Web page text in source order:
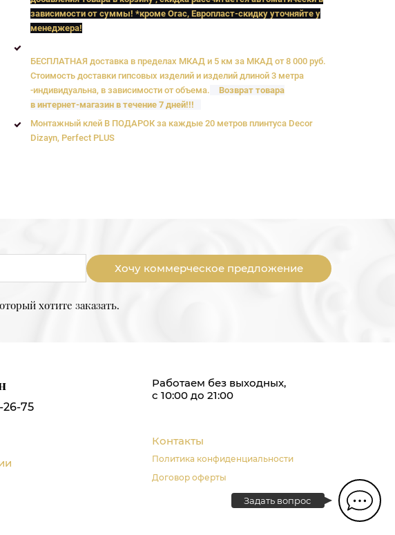
Задать вопрос
зависимости от суммы! *кроме Orac, Европласт-скидку уточняйте у
менеджера!
БЕСПЛАТНАЯ доставка в пределах МКАД и 5 км за МКАД от 8 000 руб.
Стоимость доставки гипсовых изделий и изделий длиной 3 метра
-индивидуальна, в зависимости от объема.
Возврат товара
в интернет-магазин в течение 7 дней!!!
Монтажный клей В ПОДАРОК за каждые 20 метров плинтуса Decor
Dizayn, Perfect PLUS
Хочу коммерческое предложение
хотите заказать.
26-75
Работаем без выходных,
с 10:00 до 21:00
Контакты
Политика конфиденциальности
Договор оферты